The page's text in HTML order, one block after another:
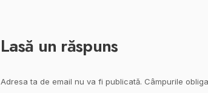
Lasă un răspuns
Adresa ta de email nu va fi publicată. Câmpurile